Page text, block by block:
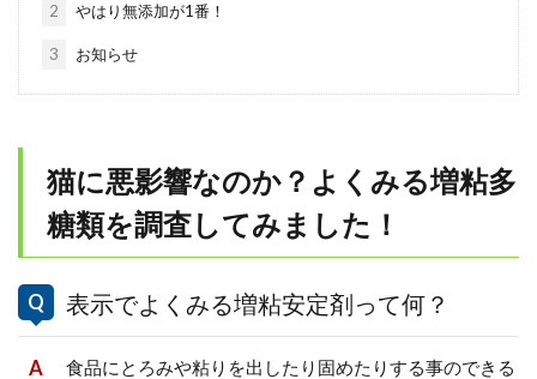
2 やはり無添加が1番！
3 お知らせ
猫に悪影響なのか？よくみる増粘多
糖類を調査してみました！
表示でよくみる増粘安定剤って何？
食品にとろみや粘りを出したり固めたりする事のできる